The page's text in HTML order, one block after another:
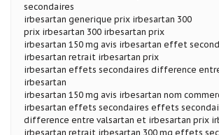
secondaires
irbesartan generique prix irbesartan 300
prix irbesartan 300 irbesartan prix
irbesartan 150 mg avis irbesartan effet
irbesartan retrait irbesartan prix
irbesartan effets secondaires difference
irbesartan
irbesartan 150 mg avis irbesartan nom
irbesartan effets secondaires effets
difference entre valsartan et irbesartan prix
irbesartan retrait irbesartan 300 mg effets